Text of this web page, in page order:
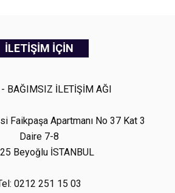
İLETİŞİM İÇİN
- BAĞIMSIZ İLETİŞİM AĞI
Faikpaşa Apartmanı No 37 Kat 3
Daire 7-8
Beyoğlu İSTANBUL
0212 251 15 03